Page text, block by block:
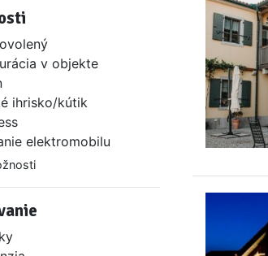
v objekte
ihrisko/kútik
elektromobilu